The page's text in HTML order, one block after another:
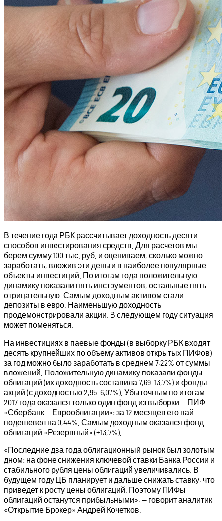
В течение года РБК рассчитывает доходность десяти
способов инвестирования средств. Для расчетов мы
берем сумму 100 тыс. руб. и оцениваем, сколько можно
заработать, вложив эти деньги в наиболее популярные
объекты инвестиций. По итогам года положительную
динамику показали пять инструментов, остальные пять —
отрицательную. Самым доходным активом стали
депозиты в евро. Наименьшую доходность
продемонстрировали акции. В следующем году ситуация
может поменяться.
На инвестициях в паевые фонды (в выборку РБК входят
десять крупнейших по объему активов открытых ПИФов)
за год можно было заработать в среднем 7,22% от суммы
вложений. Положительную динамику показали фонды
облигаций (их доходность составила 7,69–13,7%) и фонды
акций (с доходностью 2,95–6,07%). Убыточным по итогам
2017 года оказался только один фонд из выборки — ПИФ
«Сбербанк — Еврооблигации»: за 12 месяцев его пай
подешевел на 0,44%. Самым доходным оказался фонд
облигаций «Резервный» (+13,7%).
«Последние два года облигационный рынок был золотым
дном: на фоне снижения ключевой ставки Банка России и
стабильного рубля цены облигаций увеличивались. В
будущем году ЦБ планирует и дальше снижать ставку, что
приведет к росту цены облигаций. Поэтому ПИФы
облигаций останутся прибыльными», — говорит аналитик
«Открытие Брокер» Андрей Кочетков.